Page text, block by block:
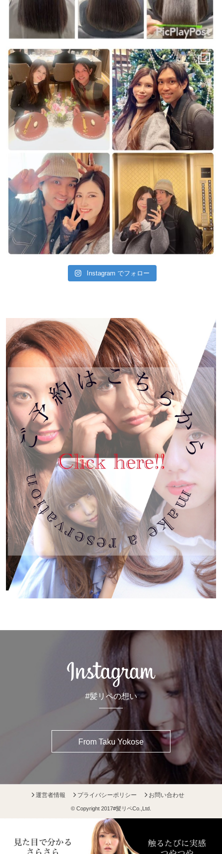
Instagram でフォロー
#髪リペの想い
From Taku Yokose
運営者情報 プライバシーポリシー お問い合わせ
© Copyright 2017#髪リペCo.,Ltd.